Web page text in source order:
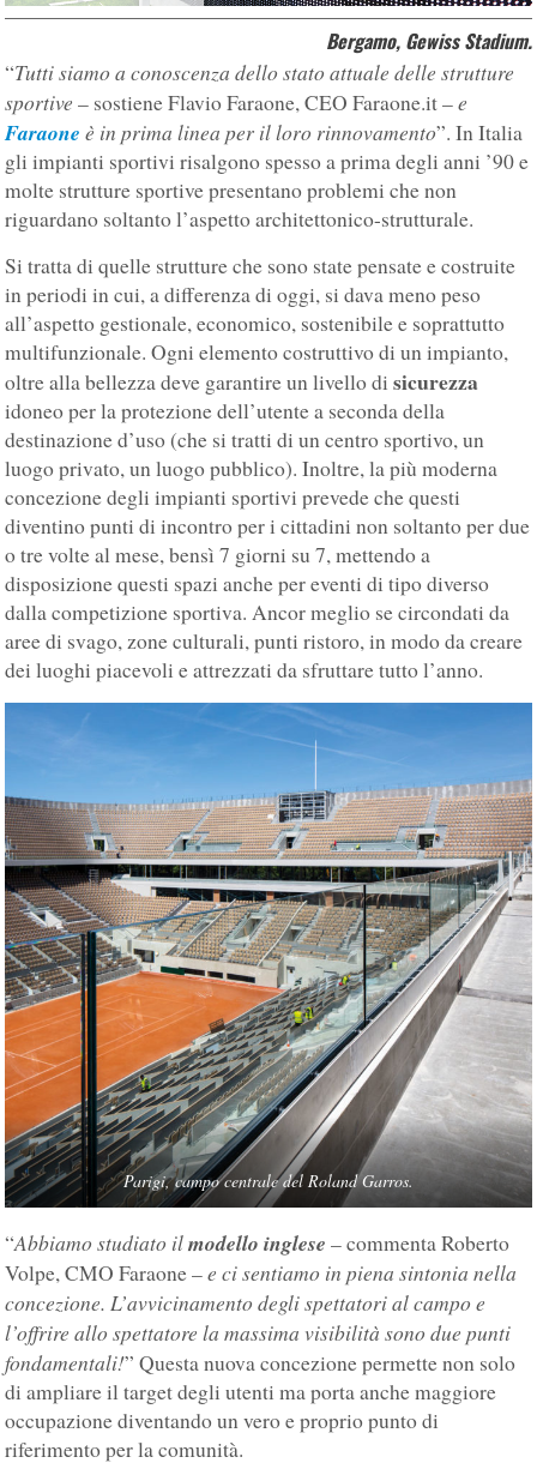
Bergamo, Gewiss Stadium.
“Tutti siamo a conoscenza dello stato attuale delle strutture
sportive– sostiene Flavio Faraone, CEO Faraone.it –e
Faraone è in prima linea per il loro rinnovamento”. In Italia
gli impianti sportivi risalgono spesso a prima degli anni ’90 e
molte strutture sportive presentano problemi che non
riguardano soltanto l’aspetto architettonico-strutturale.
Si tratta di quelle strutture che sono state pensate e costruite
in periodi in cui, a differenza di oggi, si dava meno peso
all’aspetto gestionale, economico, sostenibile e soprattutto
multifunzionale. Ogni elemento costruttivo di un impianto,
oltre alla bellezza deve garantire un livello disicurezza
idoneo per la protezione dell’utente a seconda della
destinazione d’uso (che si tratti di un centro sportivo, un
luogo privato, un luogo pubblico). Inoltre, la più moderna
concezione degli impianti sportivi prevede che questi
diventino punti di incontro per i cittadini non soltanto per due
o tre volte al mese, bensì 7 giorni su 7, mettendo a
disposizione questi spazi anche per eventi di tipo diverso
dalla competizione sportiva. Ancor meglio se circondati da
aree di svago, zone culturali, punti ristoro, in modo da creare
dei luoghi piacevoli e attrezzati da sfruttare tutto l’anno.
Parigi, campo centrale del Roland Garros.
“Abbiamo studiato ilmodello inglese – commenta Roberto
Volpe, CMO Faraone –e ci sentiamo in piena sintonia nella
concezione. L’avvicinamento degli spettatori al campo e
l’offrire allo spettatore la massima visibilità sono due punti
fondamentali!” Questa nuova concezione permette non solo
di ampliare il target degli utenti ma porta anche maggiore
occupazione diventando un vero e proprio punto di
riferimento per la comunità.